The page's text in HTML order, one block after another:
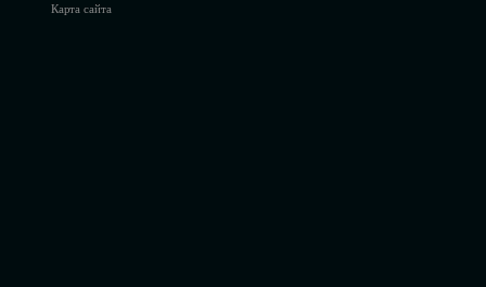
Карта сайта